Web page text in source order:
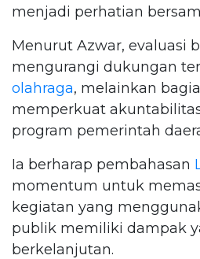
menjadi perhatian
Menurut Azwar, evaluasi
mengurangi dukungan
olahraga, melainkan
memperkuat
program pemerintah
Ia berharap pembahasan
momentum untuk
kegiatan yang
publik memiliki dampak
berkelanjutan.